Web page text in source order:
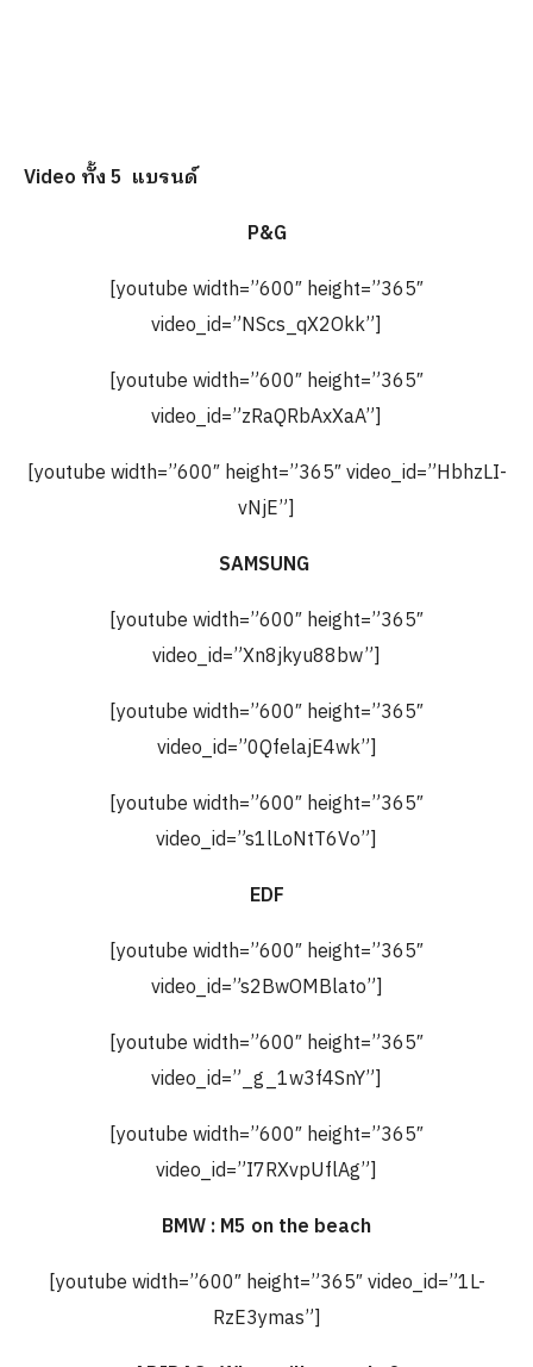
Video ทั้ง 5 แบรนด์
P&G
[youtube width=”600″ height=”365″
video_id=”NScs_qX2Okk”]
[youtube width=”600″ height=”365″
video_id=”zRaQRbAxXaA”]
[youtube width=”600″ height=”365″ video_id=”HbhzLI-
vNjE”]
SAMSUNG
[youtube width=”600″ height=”365″
video_id=”Xn8jkyu88bw”]
[youtube width=”600″ height=”365″
video_id=”0QfelajE4wk”]
[youtube width=”600″ height=”365″
video_id=”s1lLoNtT6Vo”]
EDF
[youtube width=”600″ height=”365″
video_id=”s2BwOMBlato”]
[youtube width=”600″ height=”365″
video_id=”_g_1w3f4SnY”]
[youtube width=”600″ height=”365″
video_id=”I7RXvpUflAg”]
BMW : M5 on the beach
[youtube width=”600″ height=”365″ video_id=”1L-
RzE3ymas”]